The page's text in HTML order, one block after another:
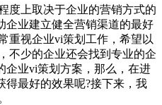
度上取决于企业的营销方式的
企业建立健全营销渠道的最好
重视企业vi策划工作，希望以
不少的企业还会找到专业的企
企业vi策划方案，那么，在进
得最好的效果呢?接下来，我